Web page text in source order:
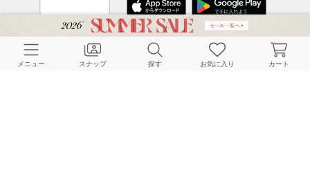
CUSTOMER SERVICE
メニュー スナップ 探す お気に入り カート